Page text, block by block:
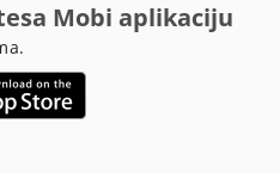
Mobi aplikaciju